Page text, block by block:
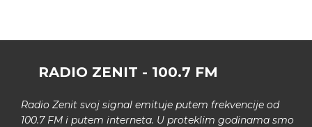
RADIO ZENIT - 100.7 FM
Radio Zenit svoj signal emituje putem frekvencije od
100.7 FM i putem interneta. U proteklim godinama smo